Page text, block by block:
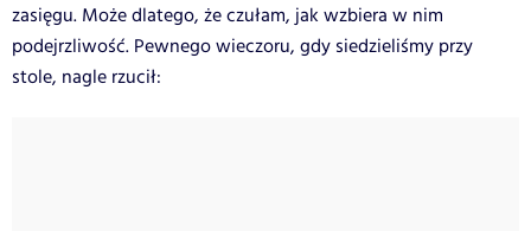
zasięgu. Może dlatego, że czułam, jak wzbiera w nim
podejrzliwość. Pewnego wieczoru, gdy siedzieliśmy przy
stole, nagle rzucił: